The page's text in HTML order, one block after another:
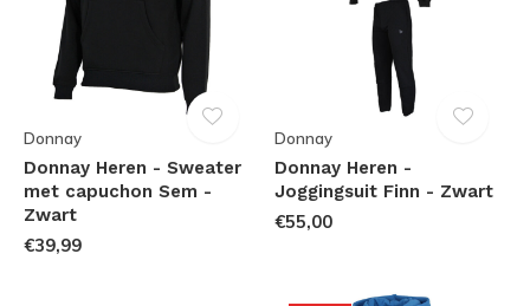
Donnay
Donnay Heren - Sweater
met capuchon Sem -
Zwart
€39,99
Donnay
Donnay Heren -
Joggingsuit Finn - Zwart
€55,00